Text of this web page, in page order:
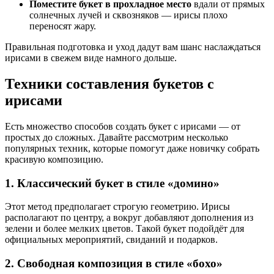
Поместите букет в прохладное место вдали от прямых
солнечных лучей и сквозняков — ирисы плохо
переносят жару.
Правильная подготовка и уход дадут вам шанс наслаждаться
ирисами в свежем виде намного дольше.
Техники составления букетов с
ирисами
Есть множество способов создать букет с ирисами — от
простых до сложных. Давайте рассмотрим несколько
популярных техник, которые помогут даже новичку собрать
красивую композицию.
1. Классический букет в стиле «домино»
Этот метод предполагает строгую геометрию. Ирисы
располагают по центру, а вокруг добавляют дополнения из
зелени и более мелких цветов. Такой букет подойдёт для
официальных мероприятий, свиданий и подарков.
2. Свободная композиция в стиле «бохо»